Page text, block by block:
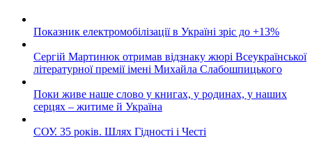
Показник електромобілізації в Україні зріс до +13%
Сергій Мартинюк отримав відзнаку жюрі Всеукраїнської
літературної премії імені Михайла Слабошпицького
Поки живе наше слово у книгах, у родинах, у наших
серцях – житиме й Україна
СОУ. 35 років. Шлях Гідності і Честі